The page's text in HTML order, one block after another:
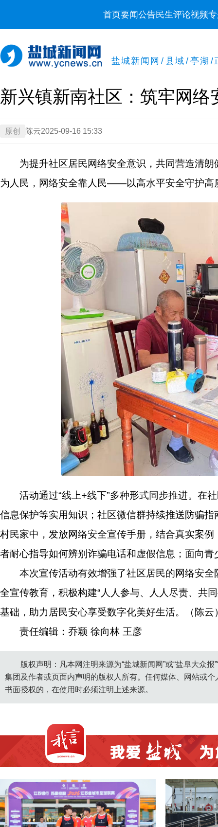
首页要闻公告民生评论视频
盐城新闻网 / 县域 / 亭湖 /
新兴镇新南社区：筑牢网
原创 陈云2025-09-16 15:33
为提升社区居民网络安全意识，共同营造清
为人民，网络安全靠人民——以高水平安全守护高
活动通过“线上+线下”多种形式同步推进。在
信息保护等实用知识；社区微信群持续推送防骗
村民家中，发放网络安全宣传手册，结合真实案
者耐心指导如何辨别诈骗电话和虚假信息；面向
本次宣传活动有效增强了社区居民的网络安
全宣传教育，积极构建“人人参与、人人尽责、共
基础，助力居民安心享受数字化美好生活。（陈云
责任编辑：乔颖 徐向林 王彦
版权声明：凡本网注明来源为“盐城新闻网”或“盐阜大众
集团及作者或页面内声明的版权人所有。任何媒体、网站或
书面授权的，在使用时必须注明上述来源。